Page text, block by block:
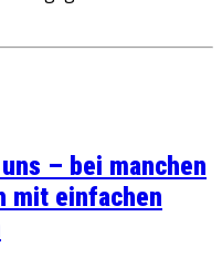
– bei manchen
mit einfachen